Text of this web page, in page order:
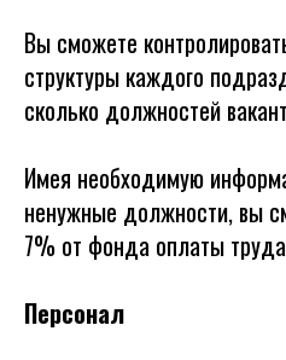
Вы сможете
структуры каждого
сколько должностей
Имея необходимую
ненужные должности, вы
7% от фонда оплаты
Персонал